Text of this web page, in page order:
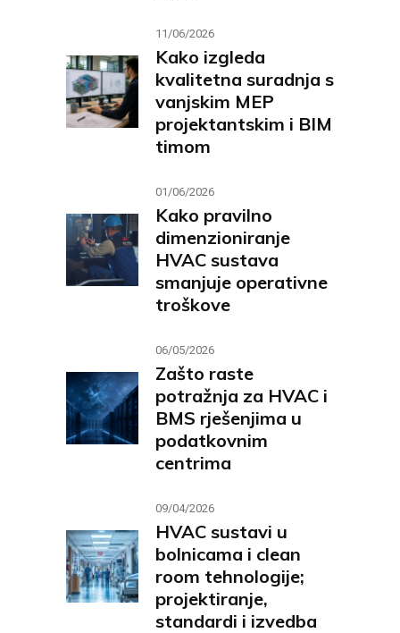
11/06/2026
Kako izgleda
kvalitetna suradnja s
vanjskim MEP
projektantskim i BIM
timom
01/06/2026
Kako pravilno
dimenzioniranje
HVAC sustava
smanjuje operativne
troškove
06/05/2026
Zašto raste
potražnja za HVAC i
BMS rješenjima u
podatkovnim
centrima
09/04/2026
HVAC sustavi u
bolnicama i clean
room tehnologije;
projektiranje,
standardi i izvedba